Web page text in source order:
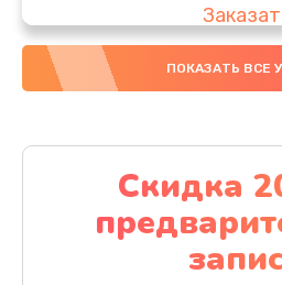
Замена
Чистка от
1060
ПОКАЗАТЬ ВСЕ
Скидка